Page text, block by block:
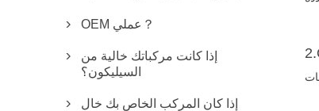
 OEM عملي？

إذا كانت مركباتك خالية من
السيليكون؟

إذا كان المركب الخاص بك خالٍ